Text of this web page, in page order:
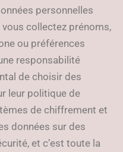
personnelles
vous collectez prénoms,
ou préférences
responsabilité
de choisir des
leur politique de
de chiffrement et
données sur des
et c’est toute la